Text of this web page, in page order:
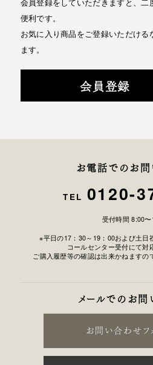
便利です。
お気に入り商品をご登録いただける
ます。
会員登録
お電話でのお
TEL 0120-
受付時間 8:00
※平日の17：30～19：00および土日
コールセンター受付にて対
ご購入履歴等の確認は出来かねますの
メールでのお
お問い合わせフ